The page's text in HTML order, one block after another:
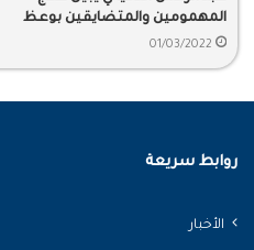
المهمومين والمتضايقين بوعظ
بسيط
01/03/2022
روابط سريعة
الأخبار